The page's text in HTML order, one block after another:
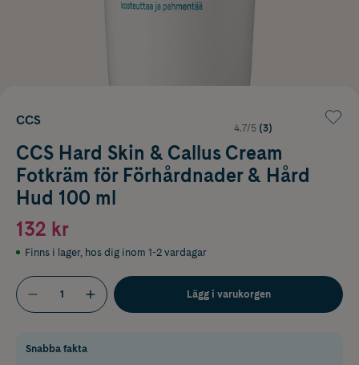
CCS
4.7/5 (3)
CCS Hard Skin & Callus Cream
Fotkräm för Förhårdnader & Hård
Hud 100 ml
132 kr
Finns i lager, hos dig inom 1-2 vardagar
Lägg i varukorgen
Snabba fakta